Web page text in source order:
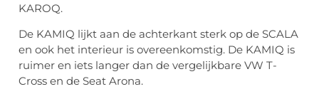
KAROQ.
De KAMIQ lijkt aan de achterkant sterk op de SCALA
en ook het interieur is overeenkomstig. De KAMIQ is
ruimer en iets langer dan de vergelijkbare VW T-
Cross en de Seat Arona.